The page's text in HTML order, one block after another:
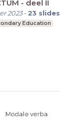
- deel II
2023- 23 slides
Education